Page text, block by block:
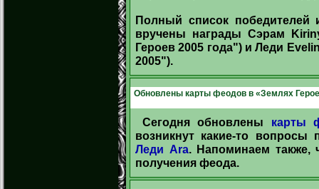
Полный список победителей
вручены награды Сэрам
Героев 2005 года") и Леди
2005").
Обновлены карты феодов в «Землях
Сегодня обновлены карты
возникнут какие-то
Леди Ara. Напоминаем также,
получения феода.